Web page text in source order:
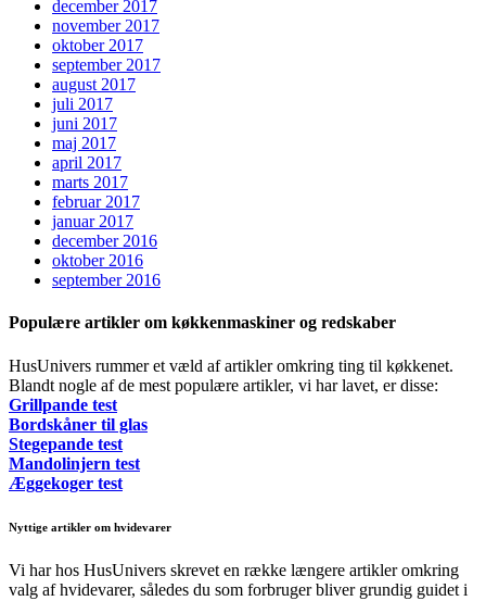
december 2017
november 2017
oktober 2017
september 2017
august 2017
juli 2017
juni 2017
maj 2017
april 2017
marts 2017
februar 2017
januar 2017
december 2016
oktober 2016
september 2016
Populære artikler om køkkenmaskiner og redskaber
HusUnivers rummer et væld af artikler omkring ting til køkkenet.
Blandt nogle af de mest populære artikler, vi har lavet, er disse:
Grillpande test
Bordskåner til glas
Stegepande test
Mandolinjern test
Æggekoger test
Nyttige artikler om hvidevarer
Vi har hos HusUnivers skrevet en række længere artikler omkring
valg af hvidevarer, således du som forbruger bliver grundig guidet i